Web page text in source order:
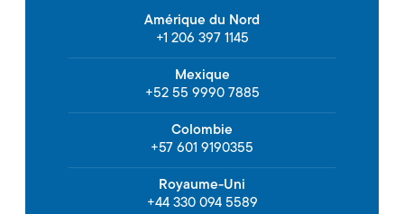
Amérique du Nord
+1 206 397 1145
Mexique
+52 55 9990 7885
Colombie
+57 601 9190355
Royaume-Uni
+44 330 094 5589